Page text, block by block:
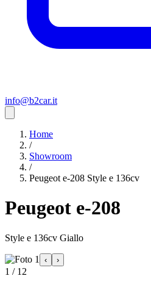
info@b2car.it
Home
/
Showroom
/
Peugeot e-208 Style e 136cv
Peugeot e-208
Style e 136cv Giallo
‹ ›
1 / 12